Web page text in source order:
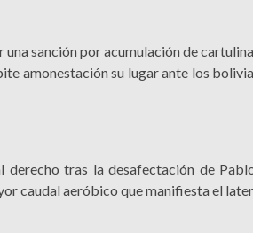
sanción por acumulación de
amonestación su lugar ante los
tras la desafectación de
caudal aeróbico que manifiesta el